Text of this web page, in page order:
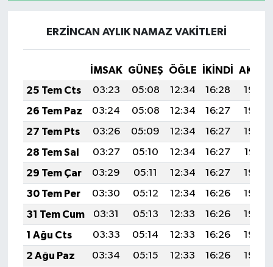
ERZİNCAN AYLIK NAMAZ VAKITLERI
İMSAK GÜNEŞ ÖĞLE İKINDI
25 Tem Cts
03:23 05:08 12:34 16:28
19:50
26 Tem Paz
03:24 05:08 12:34 16:27
19:49
27 Tem Pts
03:26 05:09 12:34 16:27
19:48
28 Tem Sal
03:27 05:10 12:34 16:27
19:47
29 Tem Çar
03:29 05:11 12:34 16:27
19:46
30 Tem Per
03:30 05:12 12:34 16:26
19:45
31 Tem Cum
03:31 05:13 12:33 16:26
19:44
1 Ağu Cts
03:33 05:14 12:33 16:26
19:43
2 Ağu Paz
03:34 05:15 12:33 16:26
19:42